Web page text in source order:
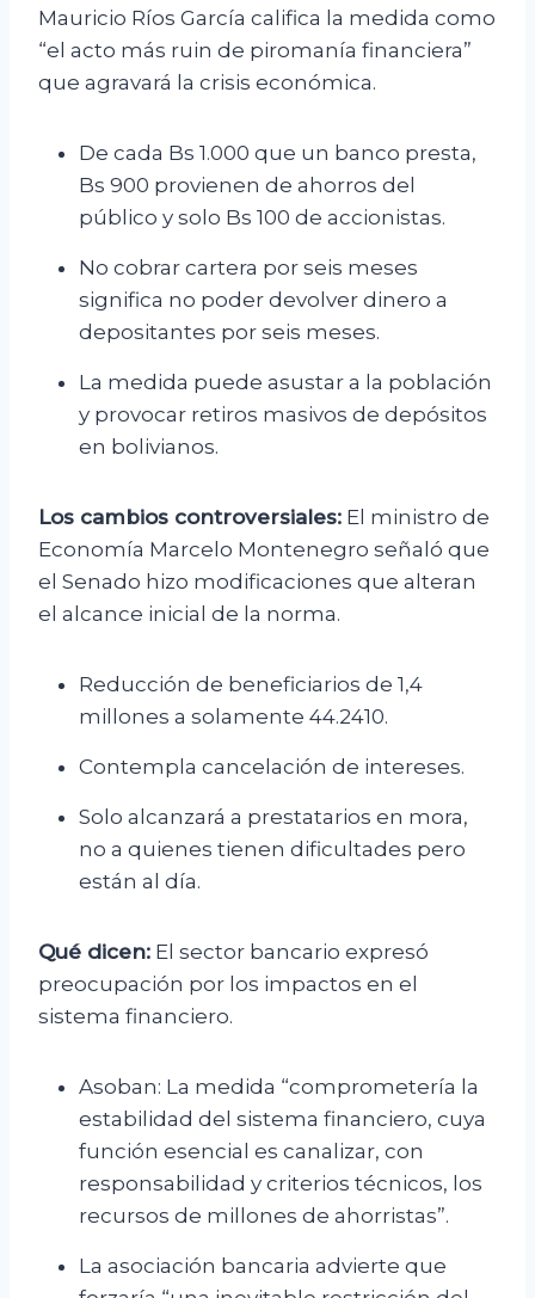
Mauricio Ríos García califica la medida como
“el acto más ruin de piromanía financiera”
que agravará la crisis económica.
De cada Bs 1.000 que un banco presta,
Bs 900 provienen de ahorros del
público y solo Bs 100 de accionistas.
No cobrar cartera por seis meses
significa no poder devolver dinero a
depositantes por seis meses.
La medida puede asustar a la población
y provocar retiros masivos de depósitos
en bolivianos.
Los cambios controversiales: El ministro de
Economía Marcelo Montenegro señaló que
el Senado hizo modificaciones que alteran
el alcance inicial de la norma.
Reducción de beneficiarios de 1,4
millones a solamente 44.2410.
Contempla cancelación de intereses.
Solo alcanzará a prestatarios en mora,
no a quienes tienen dificultades pero
están al día.
Qué dicen: El sector bancario expresó
preocupación por los impactos en el
sistema financiero.
Asoban: La medida “comprometería la
estabilidad del sistema financiero, cuya
función esencial es canalizar, con
responsabilidad y criterios técnicos, los
recursos de millones de ahorristas”.
La asociación bancaria advierte que